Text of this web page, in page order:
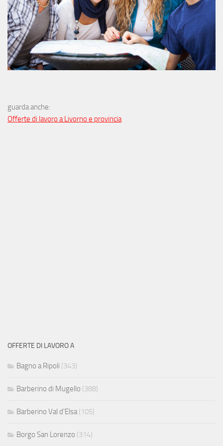
guarda anche:
Offerte di lavoro a Livorno e provincia
OFFERTE DI LAVORO A
Bagno a Ripoli (343)
Barberino di Mugello (388)
Barberino Val d'Elsa(105)
Borgo San Lorenzo (314)